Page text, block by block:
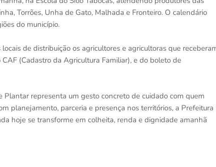
Torrões, Unha de Gato, Malhada e Fronteiro. O calendário
do município.
de distribuição os agricultores e agricultoras que
(Cadastro da Agricultura Familiar), e do boleto de
representa um gesto concreto de cuidado com quem
planejamento, parceria e presença nos territórios, a Prefeitura
hoje se transforme em colheita, renda e dignidade amanhã